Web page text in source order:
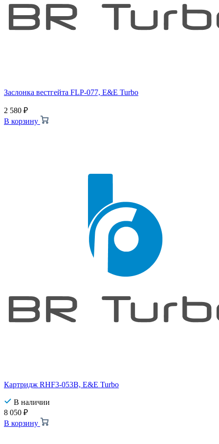
Заслонка вестгейта FLP-077, E&E Turbo
2 580 ₽
В корзину
Картридж RHF3-053B, E&E Turbo
В наличии
8 050 ₽
В корзину